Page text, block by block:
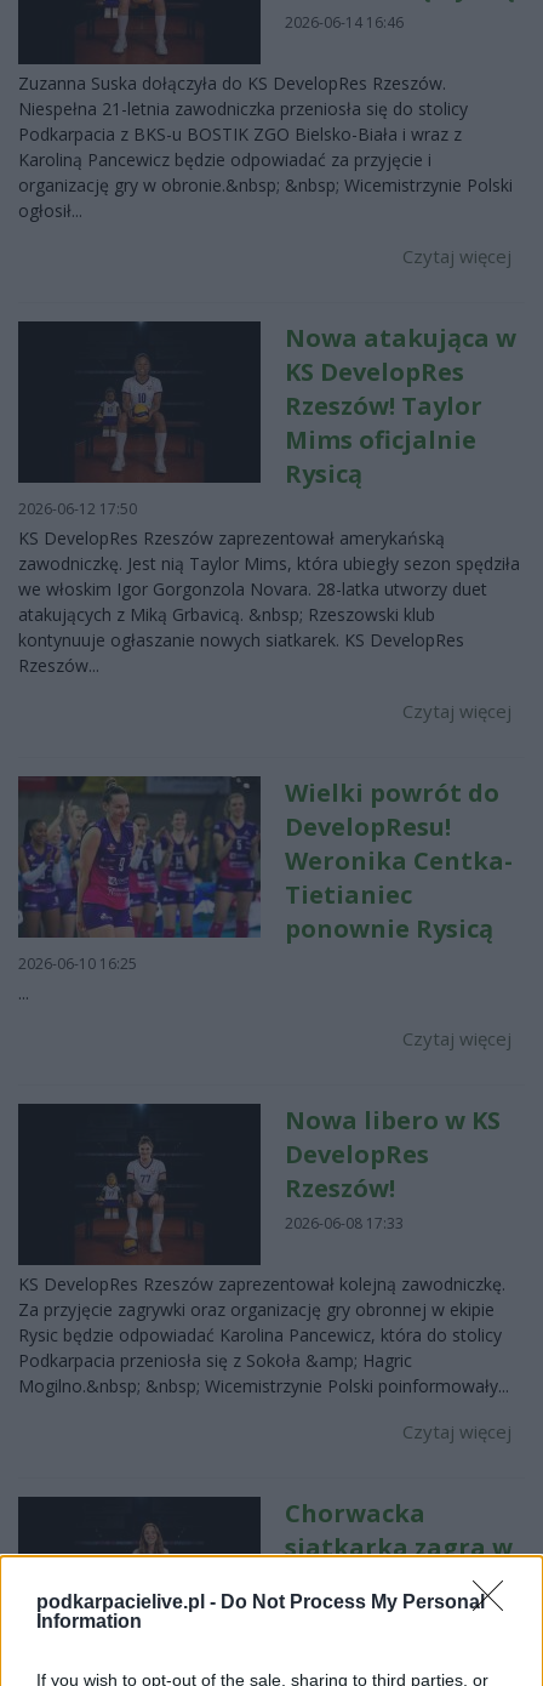
podkarpacielive.pl - Do Not Process My Personal
Information
If you wish to opt-out of the sale, sharing to third parties, or
2026-06-14 16:46
Zuzanna Suska dołączyła do KS DevelopRes Rzeszów.
Niespełna 21-letnia zawodniczka przeniosła się do stolicy
Podkarpacia z BKS-u BOSTIK ZGO Bielsko-Biała i wraz z
Karoliną Pancewicz będzie odpowiadać za przyjęcie i
organizację gry w obronie.&nbsp; &nbsp; Wicemistrzynie Polski
ogłosił...
Czytaj więcej
Nowa atakująca w
KS DevelopRes
Rzeszów! Taylor
Mims oficjalnie
Rysicą
2026-06-12 17:50
KS DevelopRes Rzeszów zaprezentował amerykańską
zawodniczkę. Jest nią Taylor Mims, która ubiegły sezon spędziła
we włoskim Igor Gorgonzola Novara. 28-latka utworzy duet
atakujących z Miką Grbavicą. &nbsp; Rzeszowski klub
kontynuuje ogłaszanie nowych siatkarek. KS DevelopRes
Rzeszów...
Czytaj więcej
Wielki powrót do
DevelopResu!
Weronika Centka-
Tietianiec
ponownie Rysicą
2026-06-10 16:25
...
Czytaj więcej
Nowa libero w KS
DevelopRes
Rzeszów!
2026-06-08 17:33
KS DevelopRes Rzeszów zaprezentował kolejną zawodniczkę.
Za przyjęcie zagrywki oraz organizację gry obronnej w ekipie
Rysic będzie odpowiadać Karolina Pancewicz, która do stolicy
Podkarpacia przeniosła się z Sokoła &amp; Hagric
Mogilno.&nbsp; &nbsp; Wicemistrzynie Polski poinformowały...
Czytaj więcej
Chorwacka
siatkarka zagra w
Rzeszów. To